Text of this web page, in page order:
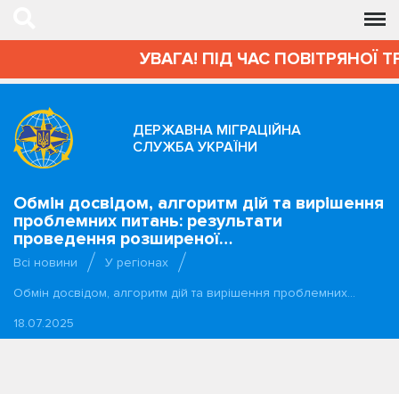
УВАГА! ПІД ЧАС ПОВІТРЯНОЇ
ДЕРЖАВНА МІГРАЦІЙНА
СЛУЖБА УКРАЇНИ
Обмін досвідом, алгоритм дій та вирішення
проблемних питань: результати
проведення розширеної…
Всі новини
У регіонах
Обмін досвідом, алгоритм дій та вирішення проблемних…
18.07.2025